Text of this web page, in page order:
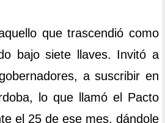
que trascendió como
bajo siete llaves. Invitó a
a suscribir en
lo que llamó el Pacto
el 25 de ese mes, dándole